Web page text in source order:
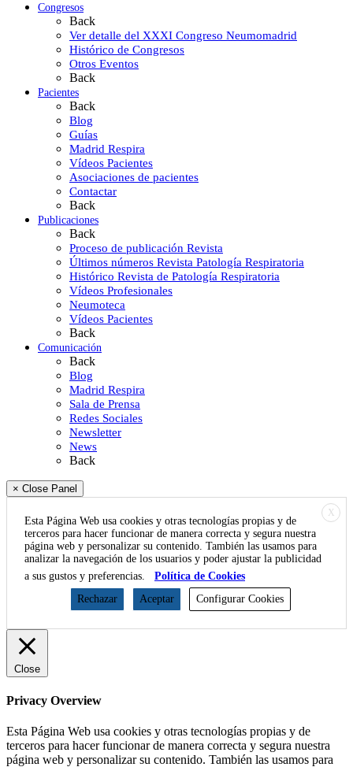
Congresos
Back
Ver detalle del XXXI Congreso Neumomadrid
Histórico de Congresos
Otros Eventos
Back
Pacientes
Back
Blog
Guías
Madrid Respira
Vídeos Pacientes
Asociaciones de pacientes
Contactar
Back
Publicaciones
Back
Proceso de publicación Revista
Últimos números Revista Patología Respiratoria
Histórico Revista de Patología Respiratoria
Vídeos Profesionales
Neumoteca
Vídeos Pacientes
Back
Comunicación
Back
Blog
Madrid Respira
Sala de Prensa
Redes Sociales
Newsletter
News
Back
× Close Panel
X
Esta Página Web usa cookies y otras tecnologías propias y de
terceros para hacer funcionar de manera correcta y segura nuestra
página web y personalizar su contenido. También las usamos para
analizar la navegación de los usuarios y poder ajustar la publicidad
a sus gustos y preferencias.
Política de Cookies
Rechazar
Aceptar Configurar Cookies
Close
Privacy Overview
Esta Página Web usa cookies y otras tecnologías propias y de
terceros para hacer funcionar de manera correcta y segura nuestra
página web y personalizar su contenido. También las usamos para